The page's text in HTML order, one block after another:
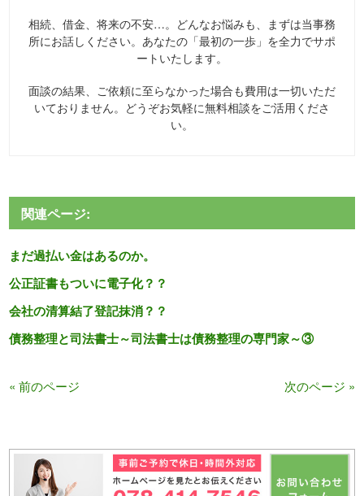
相続、借金、将来の不安…。どんなお悩みも、まずは当事務
所にお話しください。あなたの「最初の一歩」を全力でサポ
ートいたします。
面談の結果、ご依頼に至らなかった場合も費用は一切いただ
いておりません。どうぞお気軽に無料相談をご活用くださ
い。
関連ページ:
まだ過払い金はあるのか。
公正証書もついに電子化？？
会社の清算結了登記抹消？？
債務整理と司法書士～司法書士は債務整理の専門家～③
« 前のページ 次のページ »